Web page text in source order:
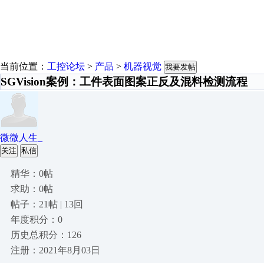
当前位置： 工控论坛 > 产品 > 机器视觉 我要发帖
SGVision案例：工件表面图案正反及混料检测流程
微微人生_
关注 私信
精华：0帖
求助：0帖
帖子：21帖 | 13回
年度积分：0
历史总积分：126
注册：2021年8月03日